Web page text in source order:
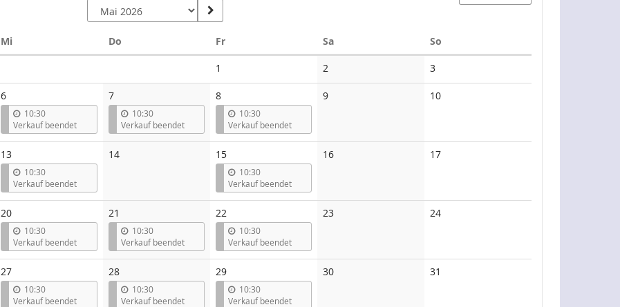
MiMittwoch Do FrFreitag SaSamstag So
1
Veranstaltungen
2
Veranstaltungen
3Keine
Veranstaltungen
6
10:30
Verkauf beendet
7
10:30
Verkauf beendet
8
10:30
Verkauf beendet
9Keine
10Keine
13
10:30
Verkauf beendet
14Keine
15
10:30
Verkauf beendet
16Keine
17Keine
20
10:30
Verkauf beendet
21
10:30
Verkauf beendet
22
10:30
Verkauf beendet
23Keine
24Keine
27
10:30
Verkauf beendet
28
10:30
Verkauf beendet
29
10:30
Verkauf beendet
30Keine
31